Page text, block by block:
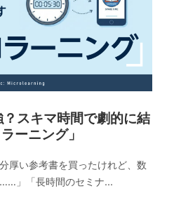
スキマ時間で劇的に結
ーニング」
厚い参考書を買ったけれど、数
」「長時間のセミナ...